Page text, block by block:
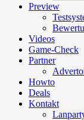
Preview
Videos
Game-Check
Partner
Howto
Deals
Kontakt